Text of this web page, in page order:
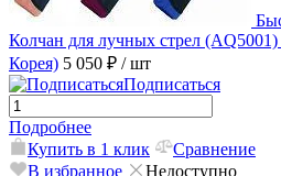
Колчан для лучных стрел
Корея) 5 050 ₽ / шт
Подписаться
Подробнее
Купить в 1 клик
Сравнение
В избранное
Недоступно